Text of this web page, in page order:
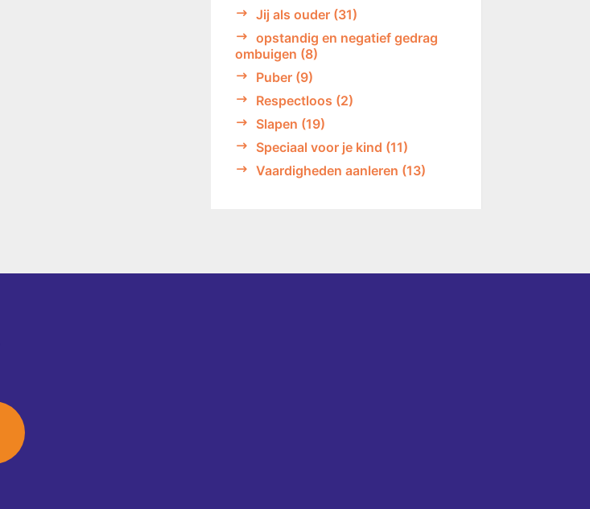
Jij als ouder(31)
opstandig en negatief gedrag
ombuigen (8)
Puber(9)
Respectloos (2)
Slapen (19)
Speciaal voor je kind (11)
Vaardigheden aanleren (13)